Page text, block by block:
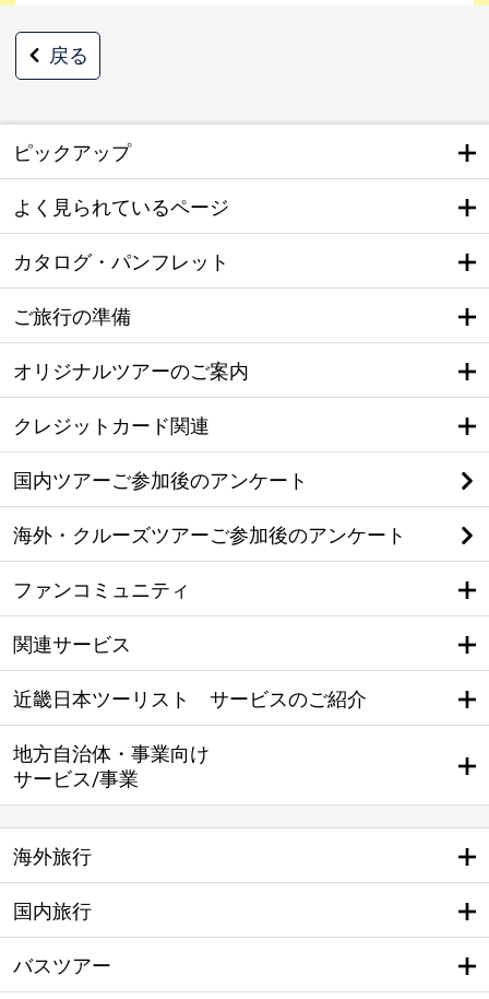
戻る
ピックアップ
よく見られているページ
カタログ・パンフレット
ご旅行の準備
オリジナルツアーのご案内
クレジットカード関連
国内ツアーご参加後のアンケート
海外・クルーズツアーご参加後のアンケート
ファンコミュニティ
関連サービス
近畿日本ツーリスト サービスのご紹介
地方自治体・事業向け
サービス/事業
海外旅行
国内旅行
バスツアー